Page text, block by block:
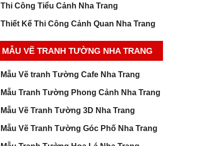
Thi Công Tiểu Cảnh Nha Trang
Thiết Kế Thi Công Cảnh Quan Nha Trang
MẪU VẼ TRANH TƯỜNG NHA TRANG
Mẫu Vẽ tranh Tường Cafe Nha Trang
Mẫu Tranh Tường Phong Cảnh Nha Trang
Mẫu Vẽ Tranh Tường 3D Nha Trang
Mẫu Vẽ Tranh Tường Góc Phố Nha Trang